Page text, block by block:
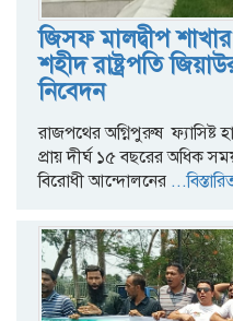
জিসফ মালদ্বীপ
শহীদ রাষ্ট্রপতি
নিবেদন
রাজপথের অগ্নিপুরুষ ফ্যাসিষ্ট
প্রায় দীর্ঘ ১৫ বছরের অধিক
বিরোধী আন্দোলনের